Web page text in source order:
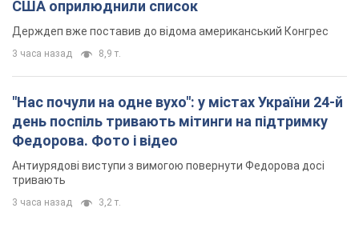
США оприлюднили список
Держдеп вже поставив до відома американський Конгрес
3 часа назад 8,9 т.
"Нас почули на одне вухо": у містах України 24-й
день поспіль тривають мітинги на підтримку
Федорова. Фото і відео
Антиурядові виступи з вимогою повернути Федорова досі
тривають
3 часа назад 3,2 т.